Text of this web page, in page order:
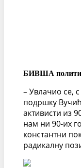
БИВША
– Увлачио се,
подршку
активисти из
нам ни 90-их
константни
радикалну